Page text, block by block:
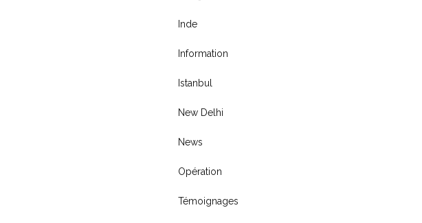
Inde
Information
Istanbul
New Delhi
News
Opération
Témoignages